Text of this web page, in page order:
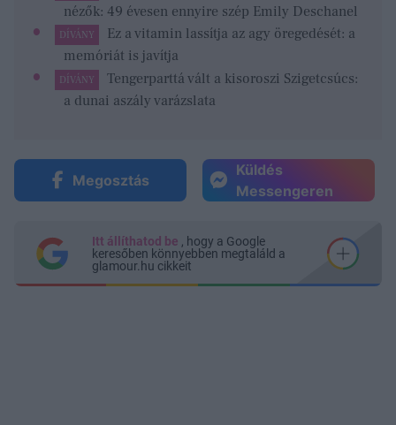
nézők: 49 évesen ennyire szép Emily Deschanel
DÍVÁNY
Ez a vitamin lassítja az agy öregedését: a
memóriát is javítja
DÍVÁNY
Tengerparttá vált a kisoroszi Szigetcsúcs:
a dunai aszály varázslata
Megosztás
Küldés
Messengeren
Itt állíthatod be , hogy a Google
keresőben könnyebben megtaláld a
glamour.hu cikkeit